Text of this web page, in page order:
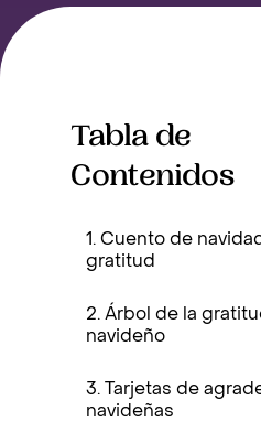
Tabla de
Contenidos
1. Cuento de
gratitud
2. Árbol de la
navideño
3. Tarjetas de
navideñas